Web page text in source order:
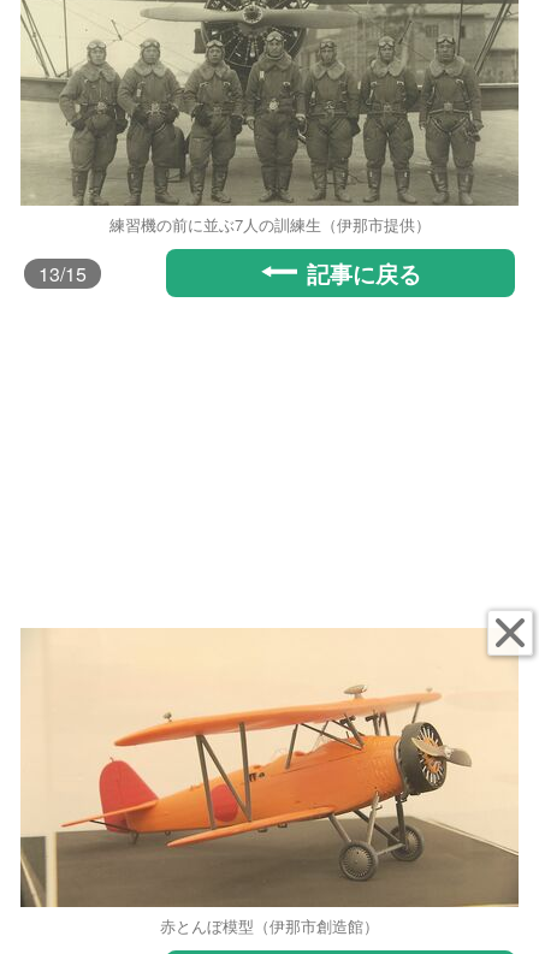
練習機の前に並ぶ7人の訓練生（伊那市提供）
13/15 記事に戻る
赤とんぼ模型（伊那市創造館）